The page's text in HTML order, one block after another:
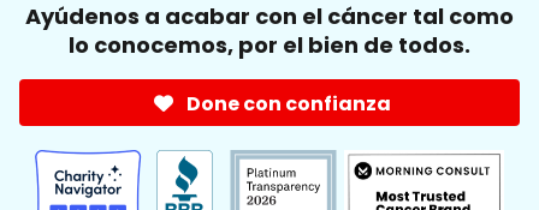
Ayúdenos a acabar con el cáncer tal como
lo conocemos, por el bien de todos.
Done con confianza